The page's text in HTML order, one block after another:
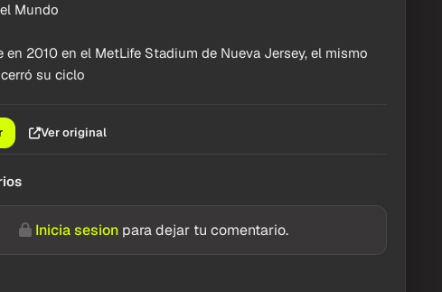
Mundo
en 2010 en el MetLife Stadium de Nueva Jersey, el mismo
su ciclo
Ver original
Inicia sesion para dejar tu comentario.